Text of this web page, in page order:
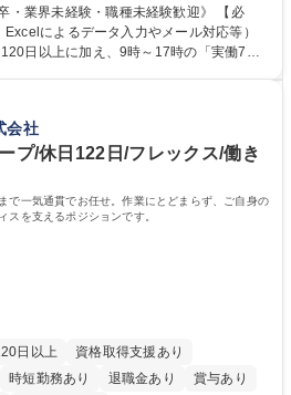
だきます。 【会員管理・データ
所変更、個人情報のシステム登録・更新
の照合確認 【問い合わせ対応】 ・会員
業少なめ
・業界未経験・職種未経験歓迎》 【必
によるデータ入力やメール対応等）
学 語学
会社
プ/休日122日/フレックス/働き
で一気通貫でお任せ。作業にとどまらず、ご自身の
スを支えるポジションです。
日以上
資格取得支援あり
時短勤務あり 退職金あり
賞与あり